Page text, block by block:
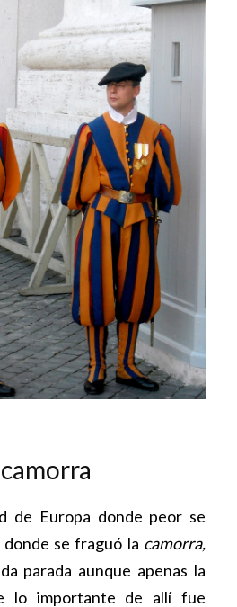
de Europa donde peor se
se fraguó la camorra,
parada aunque apenas la
lo importante de allí fue